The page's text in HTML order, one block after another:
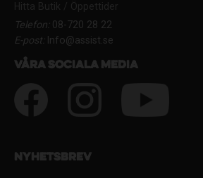
Hitta Butik / Öppettider
Telefon:08-720 28 22
E-post:Info@assist.se
Våra sociala media
Nyhetsbrev